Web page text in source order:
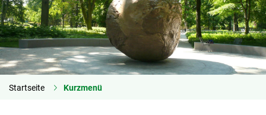
Startseite Kurzmenü